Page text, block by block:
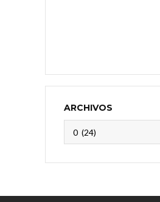
ARCHIVOS